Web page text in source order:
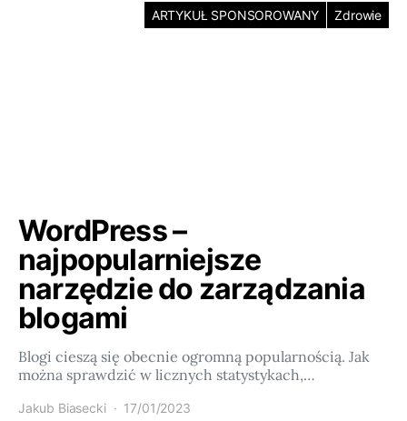
ARTYKUŁ SPONSOROWANY Zdrowie
WordPress –
najpopularniejsze
narzędzie do zarządzania
blogami
Blogi cieszą się obecnie ogromną popularnością. Jak
można sprawdzić w licznych statystykach,…
Jakub Biasecki 17/01/2023